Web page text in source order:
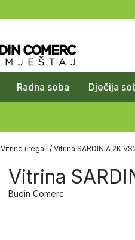
Radna soba Dječija
Vitrine i regali / Vitrina SARDINIA 2K
Vitrina
Budin Comerc